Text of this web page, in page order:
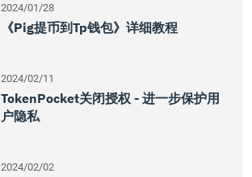
2024/01/28
《pig提币到tp钱包》详细教程
2024/02/11
TokenPocket关闭授权 - 进一步保护用
户隐私
2024/02/02